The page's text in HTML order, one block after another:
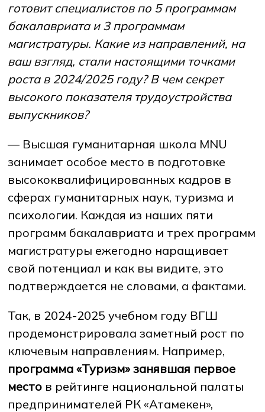
готовит специалистов по 5 программам
бакалавриата и 3 программам
магистратуры. Какие из направлений, на
ваш взгляд, стали настоящими точками
роста в 2024/2025 году? В чем секрет
высокого показателя трудоустройства
выпускников?
— Высшая гуманитарная школа MNU
занимает особое место в подготовке
высококвалифицированных кадров в
сферах гуманитарных наук, туризма и
психологии. Каждая из наших пяти
программ бакалавриата и трех программ
магистратуры ежегодно наращивает
свой потенциал и как вы видите, это
подтверждается не словами, а фактами.
Так, в 2024-2025 учебном году ВГШ
продемонстрировала заметный рост по
ключевым направлениям. Например,
программа «Туризм» занявшая первое
место в рейтинге национальной палаты
предпринимателей РК «Атамекен»,